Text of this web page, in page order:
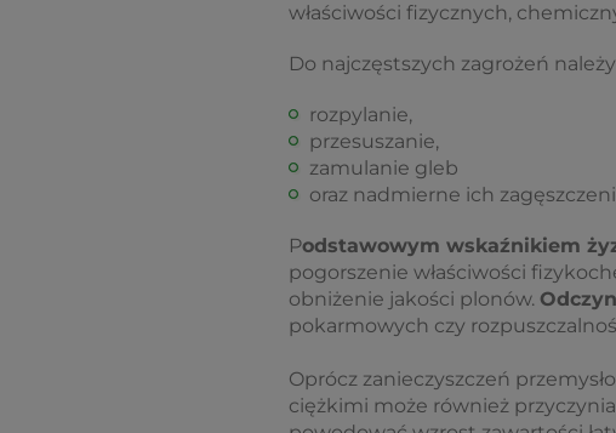
właściwości fizycznych,
Do najczęstszych zagrożeń należy
rozpylanie,
przesuszanie,
zamulanie gleb
oraz nadmierne ich
Podstawowym wskaźnikiem
pogorszenie właściwości
obniżenie jakości plonów. Odczyn
pokarmowych czy
Oprócz zanieczyszczeń
ciężkimi może również